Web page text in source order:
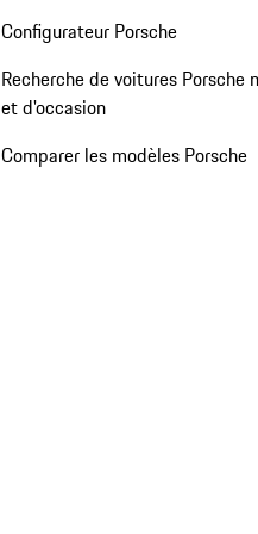
Configurateur Porsche
Recherche de voitures Porsche
et d'occasion
Comparer les modèles Porsche